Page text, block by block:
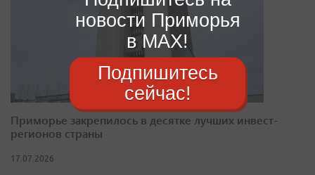
Приморье закрепилось в десятке лучших инвест-
регионов страны
17.07.2026
новости Приморья
в MAX!
Подпишитесь
сейчас!